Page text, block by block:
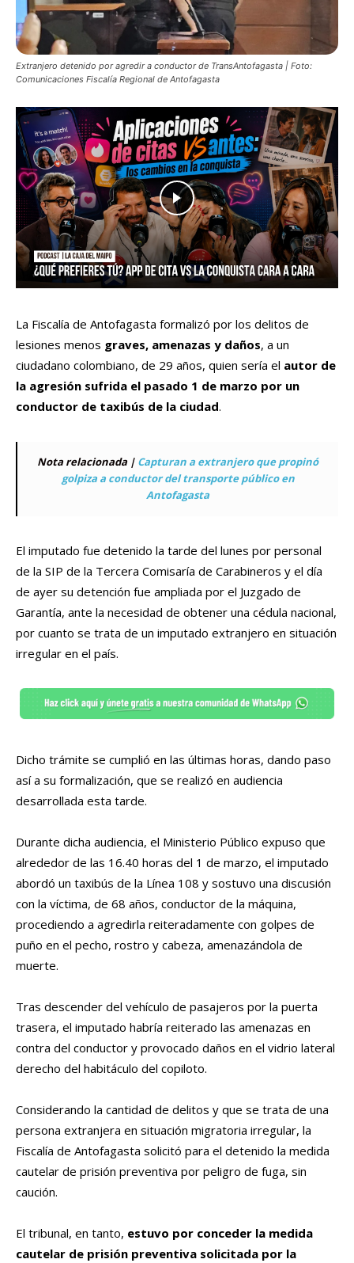
Extranjero detenido por agredir a conductor de TransAntofagasta | Foto:
Comunicaciones Fiscalía Regional de Antofagasta
La Fiscalía de Antofagasta formalizó por los delitos de
lesiones menos graves, amenazas y daños, a un
ciudadano colombiano, de 29 años, quien sería el autor de
la agresión sufrida el pasado 1 de marzo por un
conductor de taxibús de la ciudad.
Nota relacionada | Capturan a extranjero que propinó
golpiza a conductor del transporte público en
Antofagasta
El imputado fue detenido la tarde del lunes por personal
de la SIP de la Tercera Comisaría de Carabineros y el día
de ayer su detención fue ampliada por el Juzgado de
Garantía, ante la necesidad de obtener una cédula nacional,
por cuanto se trata de un imputado extranjero en situación
irregular en el país.
Dicho trámite se cumplió en las últimas horas, dando paso
así a su formalización, que se realizó en audiencia
desarrollada esta tarde.
Durante dicha audiencia, el Ministerio Público expuso que
alrededor de las 16.40 horas del 1 de marzo, el imputado
abordó un taxibús de la Línea 108 y sostuvo una discusión
con la víctima, de 68 años, conductor de la máquina,
procediendo a agredirla reiteradamente con golpes de
puño en el pecho, rostro y cabeza, amenazándola de
muerte.
Tras descender del vehículo de pasajeros por la puerta
trasera, el imputado habría reiterado las amenazas en
contra del conductor y provocado daños en el vidrio lateral
derecho del habitáculo del copiloto.
Considerando la cantidad de delitos y que se trata de una
persona extranjera en situación migratoria irregular, la
Fiscalía de Antofagasta solicitó para el detenido la medida
cautelar de prisión preventiva por peligro de fuga, sin
caución.
El tribunal, en tanto, estuvo por conceder la medida
cautelar de prisión preventiva solicitada por la